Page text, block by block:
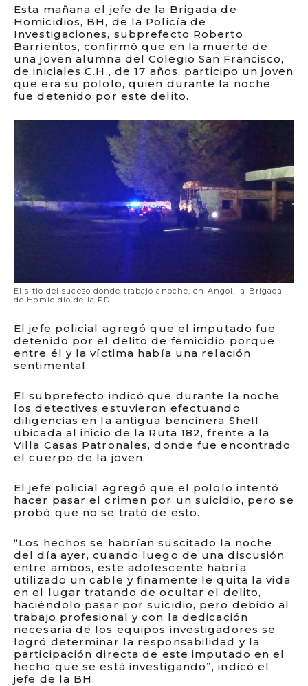
Esta mañana el jefe de la Brigada de
Homicidios, BH, de la Policía de
Investigaciones, subprefecto Roberto
Barrientos, confirmó que en la muerte de
una joven alumna del Colegio San Francisco,
de iniciales C.H., de 17 años, participo un joven
que era su pololo, quien durante la noche
fue detenido por este delito.
El sitio del suceso donde trabajó anoche, en Angol, la Brigada
de Homicidio de la PDI.
El jefe policial agregó que el imputado fue
detenido por el delito de femicidio porque
entre él y la víctima había una relación
sentimental.
El subprefecto indicó que durante la noche
los detectives estuvieron efectuando
diligencias en la antigua bencinera Shell
ubicada al inicio de la Ruta 182, frente a la
Villa Casas Patronales, donde fue encontrado
el cuerpo de la joven.
El jefe policial agregó que el pololo intentó
hacer pasar el crimen por un suicidio, pero se
probó que no se trató de esto.
“Los hechos se habrían suscitado la noche
del día ayer, cuando luego de una discusión
entre ambos, este adolescente habría
utilizado un cable y finamente le quita la vida
en el lugar tratando de ocultar el delito,
haciéndolo pasar por suicidio, pero debido al
trabajo profesional y con la dedicación
necesaria de los equipos investigadores se
logró determinar la responsabilidad y la
participación directa de este imputado en el
hecho que se está investigando”, indicó el
jefe de la BH.